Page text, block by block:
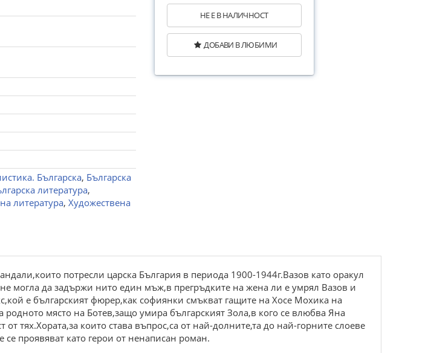
Българска, Българска
литература,
литература, Художествена
НЕ Е В НАЛИЧНОСТ
ДОБАВИ В ЛЮБИМИ
потресли царска България в периода 1900-1944г.Вазов като оракул
могла да задържи нито един мъж,в прегръдките на жена ли е умрял Вазов и
е българският фюрер,как софиянки смъкват гащите на Хосе Мохика на
място на Ботев,защо умира българският Зола,в кого се влюбва Яна
тях.Хората,за които става въпрос,са от най-долните,та до най-горните слоеве
проявяват като герои от ненаписан роман.